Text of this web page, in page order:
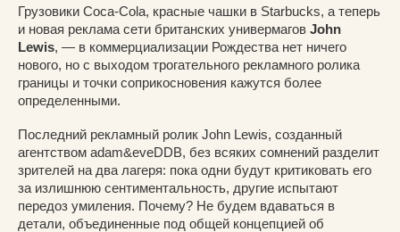
Грузовики Coca-Cola, красные чашки в Starbucks, а теперь
и новая реклама сети британских универмагов John
Lewis, — в коммерциализации Рождества нет ничего
нового, но с выходом трогательного рекламного ролика
границы и точки соприкосновения кажутся более
определенными.
Последний рекламный ролик John Lewis, созданный
агентством adam&eveDDB, без всяких сомнений разделит
зрителей на два лагеря: пока одни будут критиковать его
за излишнюю сентиментальность, другие испытают
передоз умиления. Почему? Не будем вдаваться в
детали, объединенные под общей концепцией об